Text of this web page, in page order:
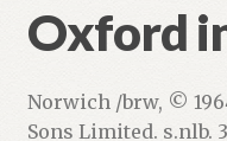
Oxford
Norwich /brw, ©
Sons Limited. s.nlb.